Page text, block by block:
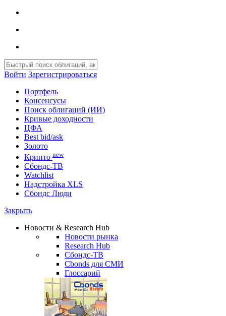
Войти Зарегистрироваться
Портфель
Консенсусы
Поиск облигаций (ИИ)
Кривые доходности
ЦФА
Best bid/ask
Золото
Крипто new
Сбондс-ТВ
Watchlist
Надстройка XLS
Сбондс Люди
Закрыть
Новости & Research Hub
Новости рынка
Research Hub
Сбондс-ТВ
Cbonds для СМИ
Глоссарий